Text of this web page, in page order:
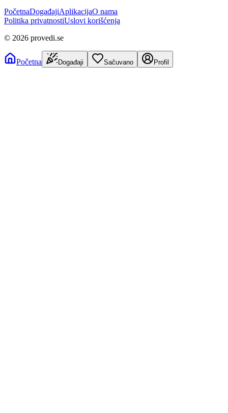
PočetnaDogađajiAplikacijaO nama
Politika privatnostiUslovi korišćenja
© 2026 provedi.se
Početna Događaji Sačuvano Profil